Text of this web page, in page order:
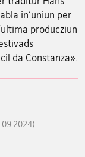
in'uniun per
producziun
da Constanza».